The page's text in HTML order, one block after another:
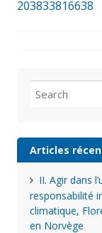
203833816638
for:
Articles
II. Agir dans
responsabilité
climatique,
en Norvège